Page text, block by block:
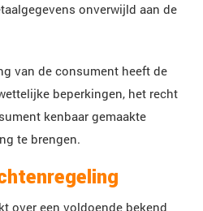
onverwijld aan de
van de consument heeft de
beperkingen, het recht
kenbaar gemaakte
te brengen.
over een voldoende bekend